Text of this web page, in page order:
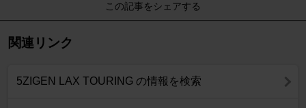
この記事をシェアする
関連リンク
5ZIGEN LAX TOURING の情報を検索